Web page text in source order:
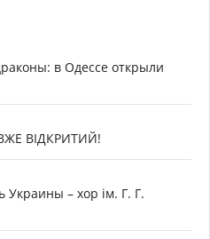
в Одессе открыли
ВІДКРИТИЙ!
Украины – хор ім. Г. Г.